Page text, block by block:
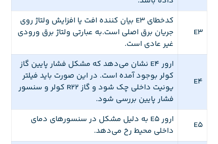
E3
کدخطای E3 بیان کننده افت یا افزایش ولتاژ روی
جریان برق اصلی است.به عبارتی ولتاژ برق ورودی
غیر عادی است.
E4
ارور E4 نشان می‌دهد که مشکل فشار پایین گاز
کولر بوجود آمده است. در این صورت باید فیلتر
یونیت داخلی چک شود و گاز R22 کولر و سنسور
فشار پایین بررسی شود.
E5
ارور E5 به دلیل مشکل در سنسورهای دمای
داخلی محیط رخ می‌دهد.